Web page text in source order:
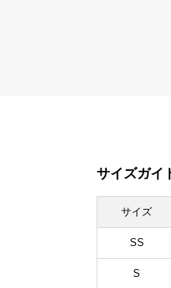
サイズガイ
サイズ
SS
S